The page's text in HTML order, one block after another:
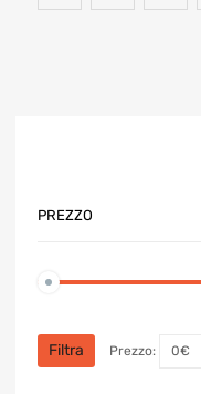
PREZZO
Min
Max
Filtra Prezzo: 0€